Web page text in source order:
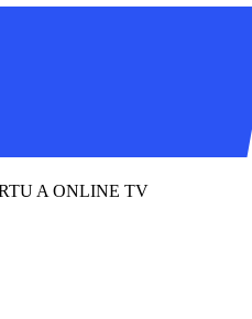
A ONLINE TV